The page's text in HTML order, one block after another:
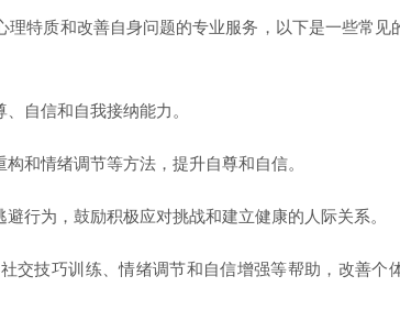
特质和改善自身问题的专业服务，以下是一些常见
自信和自我接纳能力。
和情绪调节等方法，提升自尊和自信。
行为，鼓励积极应对挑战和建立健康的人际关系。
交技巧训练、情绪调节和自信增强等帮助，改善个